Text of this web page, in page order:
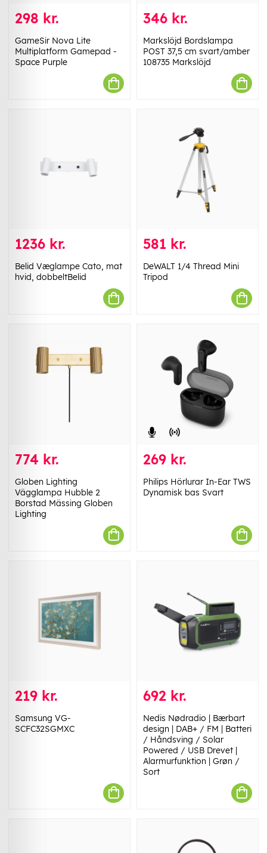
298 kr.
GameSir Nova Lite
Multiplatform Gamepad -
Space Purple
346 kr.
Markslöjd Bordslampa
POST 37,5 cm svart/amber
108735 Markslöjd
1236 kr.
Belid Væglampe Cato, mat
hvid, dobbeltBelid
581 kr.
DeWALT 1/4 Thread Mini
Tripod
774 kr.
Globen Lighting
Vägglampa Hubble 2
Borstad Mässing Globen
Lighting
269 kr.
Philips Hörlurar In-Ear TWS
Dynamisk bas Svart
219 kr.
Samsung VG-
SCFC32SGMXC
692 kr.
Nedis Nødradio | Bærbart
design | DAB+ / FM | Batteri
/ Håndsving / Solar
Powered / USB Drevet |
Alarmurfunktion | Grøn /
Sort